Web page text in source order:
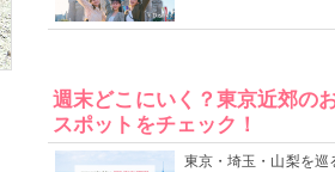
週末どこにいく？東京近郊の
スポットをチェック！
東京・埼玉・山梨を巡